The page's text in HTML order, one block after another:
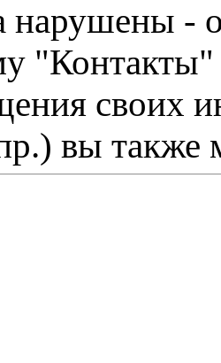
нарушены -
"Контакты"
своих
вы также